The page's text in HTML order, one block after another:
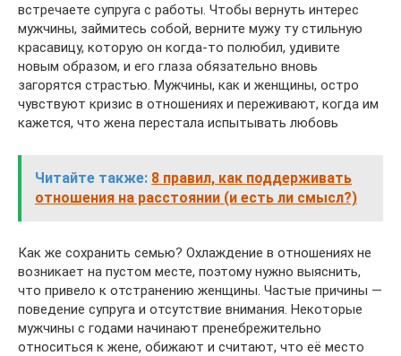
встречаете супруга с работы. Чтобы вернуть интерес
мужчины, займитесь собой, верните мужу ту стильную
красавицу, которую он когда-то полюбил, удивите
новым образом, и его глаза обязательно вновь
загорятся страстью. Мужчины, как и женщины, остро
чувствуют кризис в отношениях и переживают, когда им
кажется, что жена перестала испытывать любовь
Читайте также: 8 правил, как поддерживать
отношения на расстоянии (и есть ли смысл?)
Как же сохранить семью? Охлаждение в отношениях не
возникает на пустом месте, поэтому нужно выяснить,
что привело к отстранению женщины. Частые причины —
поведение супруга и отсутствие внимания. Некоторые
мужчины с годами начинают пренебрежительно
относиться к жене, обижают и считают, что её место